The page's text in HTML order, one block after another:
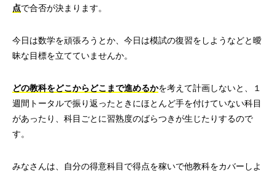
点で合否が決まります。
今日は数学を頑張ろうとか、今日は模試の復習をしようなどと曖
昧な目標を立てていませんか。
どの教科をどこからどこまで進めるかを考えて計画しないと、１
週間トータルで振り返ったときにほとんど手を付けていない科目
があったり、科目ごとに習熟度のばらつきが生じたりするので
す。
みなさんは、自分の得意科目で得点を稼いで他教科をカバーしよ